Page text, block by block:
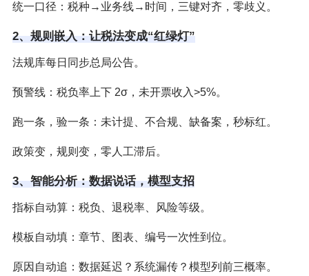
统一口径：税种→业务线→时间，三键对齐，零歧义。
2、规则嵌入：让税法变成“红绿灯”
法规库每日同步总局公告。
预警线：税负率上下 2σ，未开票收入>5%。
跑一条，验一条：未计提、不合规、缺备案，秒标红。
政策变，规则变，零人工滞后。
3、智能分析：数据说话，模型支招
指标自动算：税负、退税率、风险等级。
模板自动填：章节、图表、编号一次性到位。
原因自动追：数据延迟？系统漏传？模型列前三概率。